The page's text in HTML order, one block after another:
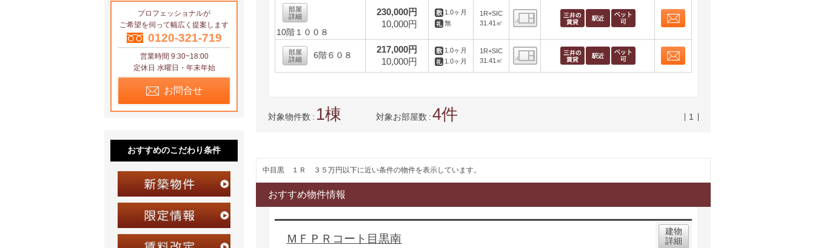
部屋
詳細
10階１００８
230,000円
10,000円
1.0ヶ月
無
1R+SIC
31.41㎡
部屋
詳細
6階６０８
217,000円
10,000円
1.0ヶ月
1.0ヶ月
1R+SIC
31.41㎡
間取り表示
対象物件数 1 対象お部屋数 4 1
中目黒 １Ｒ ３５万円以下に近い条件の物件を表示しています。
おすすめ物件情報
ＭＦＰＲコート目黒南
建物
詳細
プロフェッショナルが
ご希望を伺って幅広く提案します
0120-321-719
営業時間 9:30~18:00
定休日 水曜日・年末年始
お問合せ
おすすめのこだわり条件